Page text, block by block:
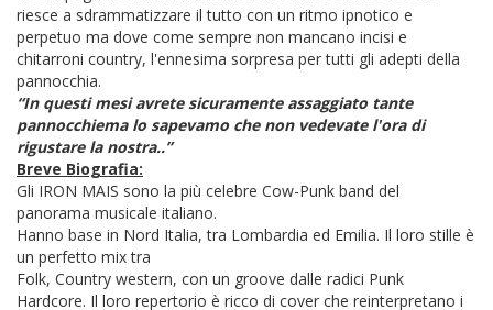
riesce a sdrammatizzare il tutto con un ritmo ipnotico e
perpetuo ma dove come sempre non mancano incisi e
chitarroni country, l'ennesima sorpresa per tutti gli adepti della
pannocchia.
“In questi mesi avrete sicuramente assaggiato tante
pannocchiema lo sapevamo che non vedevate l'ora di
rigustare la nostra..”
Breve Biografia:
Gli IRON MAIS sono la più celebre Cow-Punk band del
panorama musicale italiano.
Hanno base in Nord Italia, tra Lombardia ed Emilia. Il loro stille è
un perfetto mix tra
Folk, Country western, con un groove dalle radici Punk
Hardcore. Il loro repertorio è ricco di cover che reinterpretano i